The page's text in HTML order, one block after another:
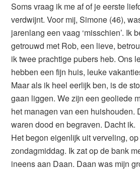
Soms vraag ik me af of je eerste
verdwijnt. Voor mij, Simone (46),
jarenlang een vaag ‘misschien’. Ik
getrouwd met Rob, een lieve,
ik twee prachtige pubers heb. Ons
hebben een fijn huis, leuke
Maar als ik heel eerlijk ben, is de
gaan liggen. We zijn een geoliede
het managen van een huishouden.
waren dood en begraven. Dacht ik.
Het begon eigenlijk uit verveling,
zondagmiddag. Ik zat op de bank
ineens aan Daan. Daan was mijn